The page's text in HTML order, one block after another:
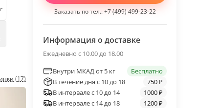
(17)
Заказать по тел.:+7 (499) 499-23-22
Информация о доставке
Ежедневно с 10.00 до 18.00
Внутри МКАД от 5 кг
Бесплатно
В течение дня с 10 до 18
750 ₽
В интервале с 10 до 14
1000 ₽
В интервале с 14 до 18
1200 ₽